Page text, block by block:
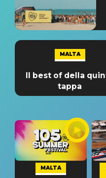
MALTA
Il best of della
tappa
MALTA